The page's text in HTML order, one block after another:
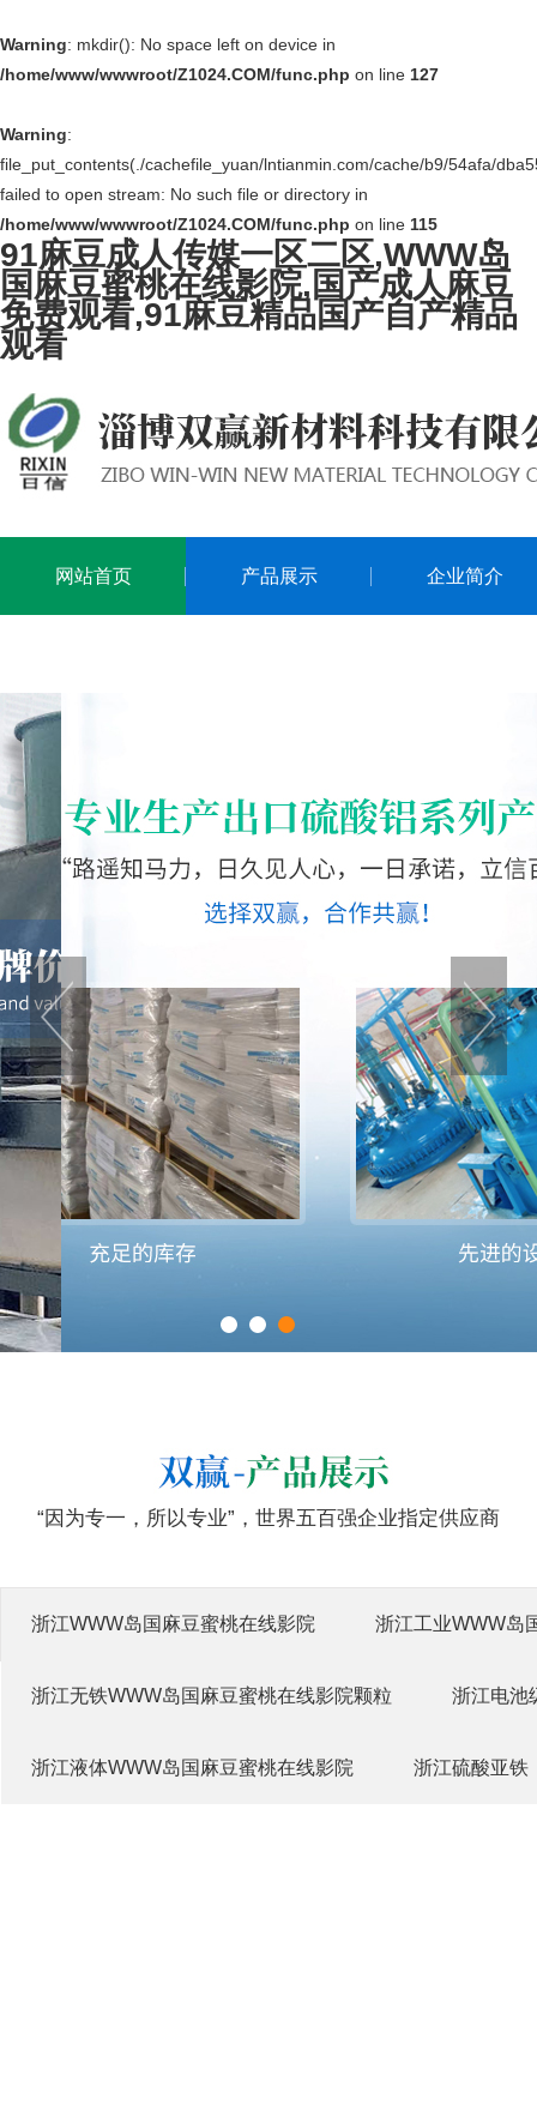
Warning: mkdir(): No space left on device in
/home/www/wwwroot/Z1024.COM/func.php on line 127
Warning:
file_put_contents(./cachefile_yuan/lntianmin.com/cache/b9/54afa/
failed to open stream: No such file or directory in
/home/www/wwwroot/Z1024.COM/func.php on line 115
91麻豆成人传媒一区二区,WWW岛
国麻豆蜜桃在线影院,国产成人麻豆
免费观看,91麻豆精品国产自产精品
观看
网站首页 产品展示 企业简介
“因为专一，所以专业”，世界五百强企业指定供应商
浙江WWW岛国麻豆蜜桃在线影院 浙江工业WWW岛
浙江无铁WWW岛国麻豆蜜桃在线影院颗粒 浙江电池
浙江液体WWW岛国麻豆蜜桃在线影院 浙江硫酸亚铁